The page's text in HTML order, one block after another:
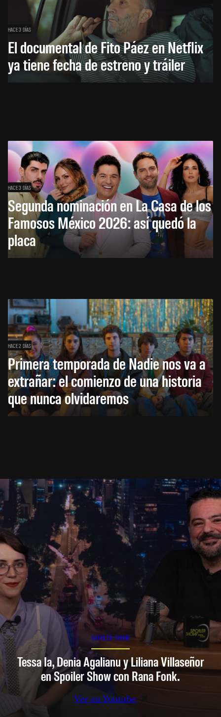
HACE 3 DÍAS
El documental de Fito Páez en Netflix
ya tiene fecha de estreno y tráiler
HACE 3 DÍAS
Segunda nominación en La Casa de los
Famosos México 2026: así quedó la
placa
HACE 2 DÍAS
Primera temporada de Nadie nos va a
extrañar: el comienzo de una historia
que nunca olvidaremos
SPOILER SHOW
Tessa Ia, Denia Agalianu y Liliana Villaseñor
en Spoiler Show con Rana Fonk.
Ver en Youtube